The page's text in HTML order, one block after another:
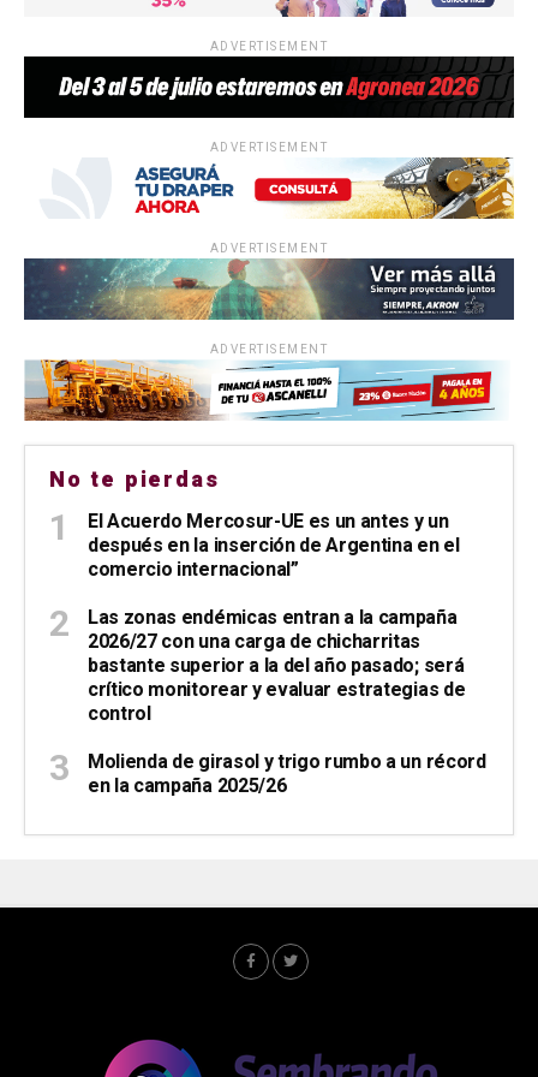
ADVERTISEMENT
ADVERTISEMENT
ADVERTISEMENT
ADVERTISEMENT
No te pierdas
El Acuerdo Mercosur-UE es un antes y un
después en la inserción de Argentina en el
comercio internacional”
Las zonas endémicas entran a la campaña
2026/27 con una carga de chicharritas
bastante superior a la del año pasado; será
crítico monitorear y evaluar estrategias de
control
Molienda de girasol y trigo rumbo a un récord
en la campaña 2025/26